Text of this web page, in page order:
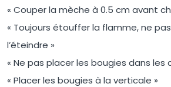
« Couper la mèche à 0.5 cm avant
« Toujours étouffer la flamme, ne
l’éteindre »
« Ne pas placer les bougies dans les
« Placer les bougies à la verticale »